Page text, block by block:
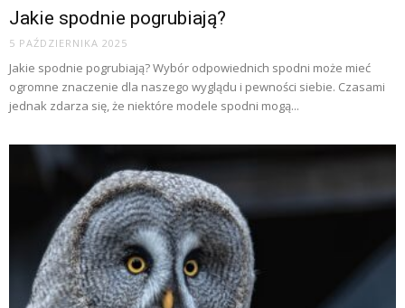
Jakie spodnie pogrubiają?
5 PAŹDZIERNIKA 2025
Jakie spodnie pogrubiają? Wybór odpowiednich spodni może mieć
ogromne znaczenie dla naszego wyglądu i pewności siebie. Czasami
jednak zdarza się, że niektóre modele spodni mogą...